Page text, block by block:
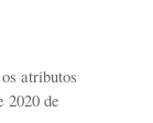
atributos
2020 de